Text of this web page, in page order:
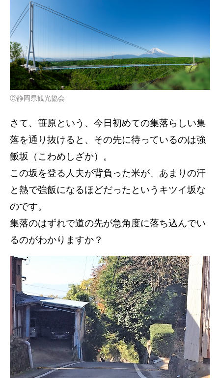
Ⓒ静岡県観光協会
さて、笹原という、今日初めての集落らしい集
落を通り抜けると、その先に待っているのは強
飯坂（こわめしざか）。
この坂を登る人夫が背負った米が、あまりの汗
と熱で強飯になるほどだったというキツイ坂な
のです。
集落のはずれで道の先が急角度に落ち込んでい
るのがわかりますか？